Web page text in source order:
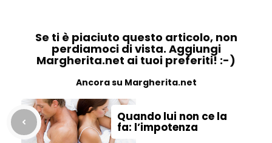
Se ti è piaciuto questo articolo, non
perdiamoci di vista. Aggiungi
Margherita.net ai tuoi preferiti! :-)
Ancora su Margherita.net
Quando lui non ce la
fa: l’impotenza